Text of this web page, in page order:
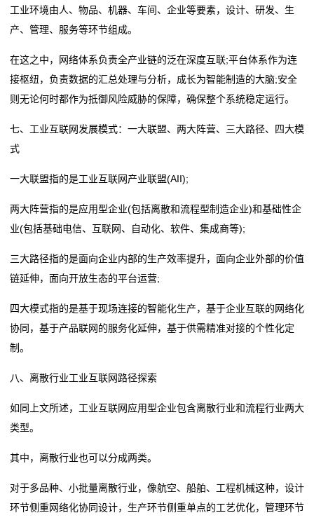
工业环境由人、物品、机器、车间、企业等要素，设计、研发、生
产、管理、服务等环节组成。
在这之中，网络体系负责全产业链的泛在深度互联;平台体系作为连
接枢纽，负责数据的汇总处理与分析，成长为智能制造的大脑;安全
则无论何时都作为抵御风险威胁的保障，确保整个系统稳定运行。
七、工业互联网发展模式：一大联盟、两大阵营、三大路径、四大模
式
一大联盟指的是工业互联网产业联盟(AII);
两大阵营指的是应用型企业(包括离散和流程型制造企业)和基础性企
业(包括基础电信、互联网、自动化、软件、集成商等);
三大路径指的是面向企业内部的生产效率提升，面向企业外部的价值
链延伸，面向开放生态的平台运营;
四大模式指的是基于现场连接的智能化生产，基于企业互联的网络化
协同，基于产品联网的服务化延伸，基于供需精准对接的个性化定
制。
八、离散行业工业互联网路径探索
如同上文所述，工业互联网应用型企业包含离散行业和流程行业两大
类型。
其中，离散行业也可以分成两类。
对于多品种、小批量离散行业，像航空、船舶、工程机械这种，设计
环节侧重网络化协同设计，生产环节侧重单点的工艺优化，管理环节